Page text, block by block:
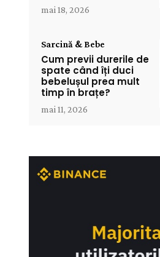
mai 18, 2026
Sarcină & Bebe
Cum previi durerile de
spate când îți duci
bebelușul prea mult
timp în brațe?
mai 11, 2026